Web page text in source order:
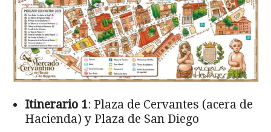
Itinerario 1: Plaza de Cervantes (acera de
Hacienda) y Plaza de San Diego